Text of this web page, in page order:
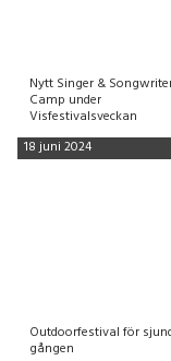
Nytt Singer &
Camp under
Visfestivalsveckan
18 juni 2024
Outdoorfestival för
gången